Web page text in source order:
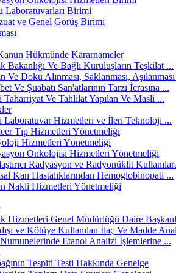
Laboratuvarları Birimi
ve Genel Görüş Birimi
Hükmünde Kararnameler
Bakanlığı Ve Bağlı Kuruluşların Teşkilat ...
Ve Doku Alınması, Saklanması,
Ve Şuabatı San'atlarının Tarzı İcrasına ...
Taharriyat Ve Tahlilat Yapılan Ve Masli ...
Laboratuvar Hizmetleri ve İleri Teknoloji ...
Tıp Hizmetleri Yönetmeliği
Hizmetleri Yönetmeliği
Onkolojisi Hizmetleri Yönetmeliği
Radyasyon ve Radyonüklit
Kan Hastalıklarından Hemoglobinopati ...
Nakli Hizmetleri Yönetmeliği
Hizmetleri Genel Müdürlüğü Daire
ve Kötüye Kullanılan İlaç Ve Madde
Etanol Analizi İşlemlerine ...
Tespiti Testi Hakkında Genelge